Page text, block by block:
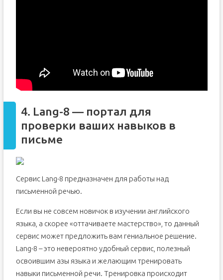
4. Lang-8 — портал для
проверки ваших навыков в
письме
Сервис Lang-8 предназначен для работы над
письменной речью.
Если вы не совсем новичок в изучении английского
языка, а скорее «оттачиваете мастерство», то данный
сервис может предложить вам гениальное решение.
Lang-8 – это невероятно удобный сервис, полезный
освоившим азы языка и желающим тренировать
навыки письменной речи. Тренировка происходит